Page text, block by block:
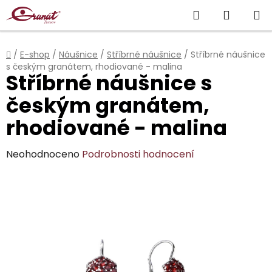
Přejít
na
obsah
Hledat
KOŠÍK
Domů
/ E-shop / Náušnice / Stříbrné náušnice / Stříbrné náušnice
s českým granátem, rhodiované - malina
Stříbrné náušnice s
českým granátem,
rhodiované - malina
Průměrné
Neohodnoceno Podrobnosti hodnocení